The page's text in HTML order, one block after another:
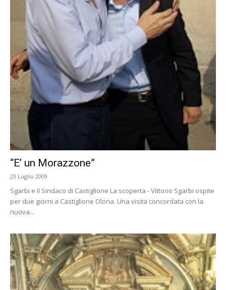
“E’ un Morazzone”
23 Luglio 2009
Sgarbi e il Sindaco di Castiglione La scoperta - Vittorio Sgarbi ospite
per due giorni a Castiglione Olona. Una visita concordata con la
nuova...